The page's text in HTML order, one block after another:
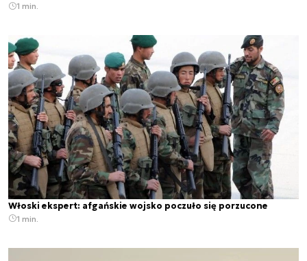
1 min.
Włoski ekspert: afgańskie wojsko poczuło się porzucone
1 min.